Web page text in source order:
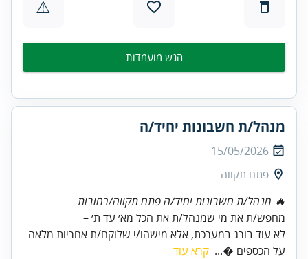
⚠
הגש מועמדות
מנהל/ת חשבונות יחיד/ה
15/05/2026
פתח תקווה
🔥 מנהל/ת חשבונות יחיד/ה פתח תקווה/רחובות
מחפש/ת את מי שמנהל/ת את הכל מא׳ עד ת׳ –
לא עוד בורג במערכת, אלא מישהו/י שלוקח/ת אחריות מלאה
על הכספים ...
קרא עוד